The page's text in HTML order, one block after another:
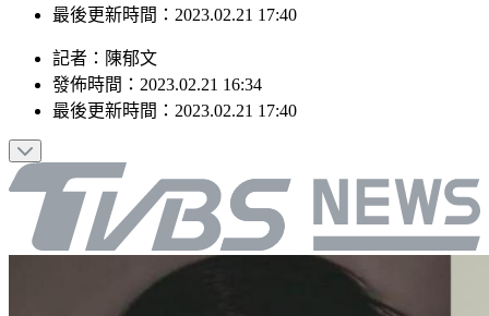
最後更新時間：2023.02.21 17:40
記者 ： 陳郁文
發佈時間： 2023.02.21 16:34
最後更新時間： 2023.02.21 17:40